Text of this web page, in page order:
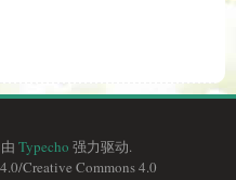
Typecho 强力驱动.
Creative Commons 4.0